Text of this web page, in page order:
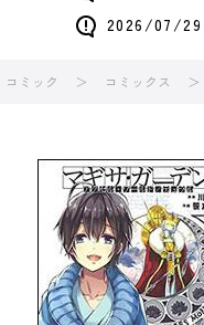
2026/07/29
コミック コミックス